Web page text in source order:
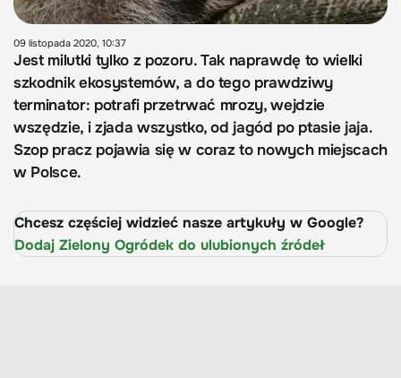
09 listopada 2020, 10:37
Jest milutki tylko z pozoru. Tak naprawdę to wielki
szkodnik ekosystemów, a do tego prawdziwy
terminator: potrafi przetrwać mrozy, wejdzie
wszędzie, i zjada wszystko, od jagód po ptasie jaja.
Szop pracz pojawia się w coraz to nowych miejscach
w Polsce.
Chcesz częściej widzieć nasze artykuły w Google?
Dodaj Zielony Ogródek do ulubionych źródeł